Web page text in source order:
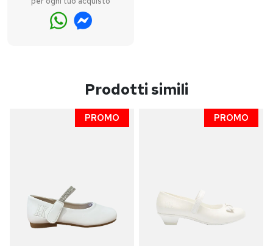
Prodotti simili
PROMO PROMO